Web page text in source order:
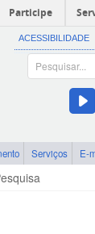
Participe
ACESSIBILIDADE
Serviços E-